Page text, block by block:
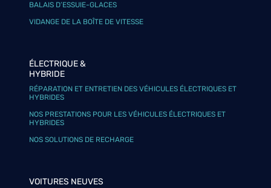
BALAIS D’ESSUIE-GLACES
VIDANGE DE LA BOÎTE DE VITESSE
ÉLECTRIQUE &
HYBRIDE
RÉPARATION ET ENTRETIEN DES VÉHICULES ÉLECTRIQUES ET
HYBRIDES
NOS PRESTATIONS POUR LES VÉHICULES ÉLECTRIQUES ET
HYBRIDES
NOS SOLUTIONS DE RECHARGE
VOITURES NEUVES